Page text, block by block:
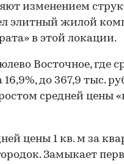
изменением
элитный жилой
в этой локации.
Восточное, где
до 367,9 тыс.
средней цены
цены 1 кв. м за
Замыкает